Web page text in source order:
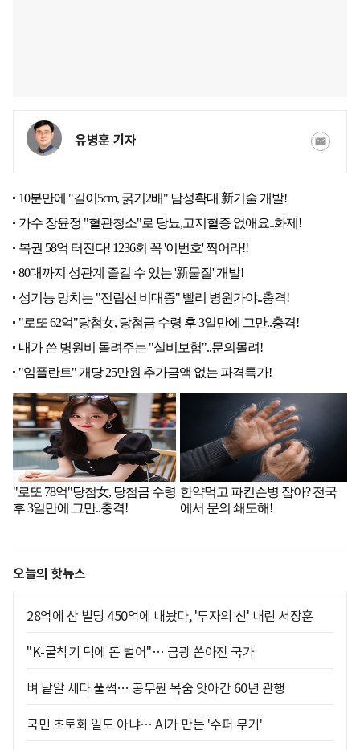
유병훈 기자
오늘의 핫뉴스
28억에 산 빌딩 450억에 내놨다, '투자의 신' 내린 서장훈
"K-굴착기 덕에 돈 벌어"… 금광 쏟아진 국가
벼 낱알 세다 풀썩… 공무원 목숨 앗아간 60년 관행
국민 초토화 일도 아냐… AI가 만든 '수퍼 무기'